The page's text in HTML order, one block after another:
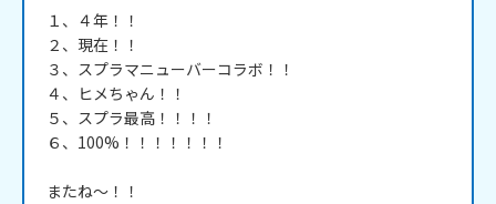
１、４年！！
２、現在！！
３、スプラマニューバーコラボ！！
４、ヒメちゃん！！
５、スプラ最高！！！！
６、100%！！！！！！！
またね～！！